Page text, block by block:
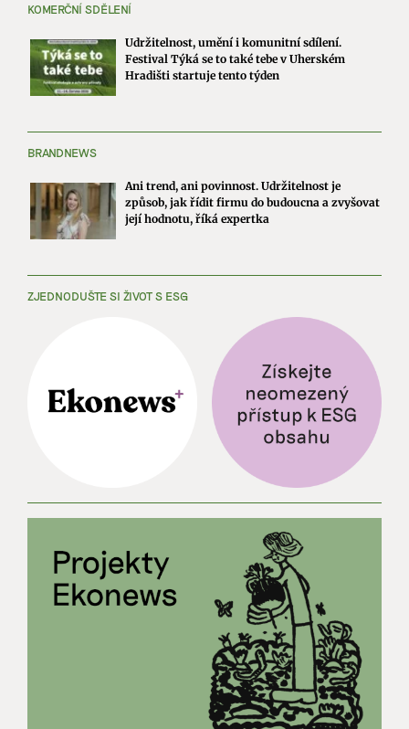
KOMERČNÍ SDĚLENÍ
Udržitelnost, umění i komunitní sdílení.
Festival Týká se to také tebe v Uherském
Hradišti startuje tento týden
BRANDNEWS
Ani trend, ani povinnost. Udržitelnost je
způsob, jak řídit firmu do budoucna a zvyšovat
její hodnotu, říká expertka
ZJEDNODUŠTE SI ŽIVOT S ESG